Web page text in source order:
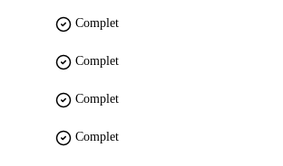
Complet
Complet
Complet
Complet